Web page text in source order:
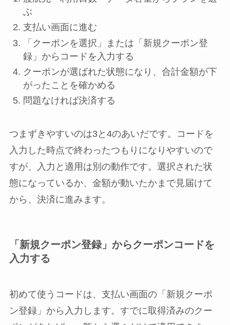
ぶ
支払い画面に進む
「クーポンを選択」または「新規クーポン登
録」からコードを入力する
クーポンが選ばれた状態になり、合計金額が下
がったことを確かめる
問題なければ決済する
つまずきやすいのは3と4のあいだです。コードを
入力した時点で終わったつもりになりやすいので
すが、入力と適用は別の動作です。選択された状
態になっているか、金額が動いたかまで見届けて
から、決済に進みます。
「新規クーポン登録」からクーポンコードを
入力する
初めて使うコードは、支払い画面の「新規クーポ
ン登録」から入力します。すでに取得済みのクー